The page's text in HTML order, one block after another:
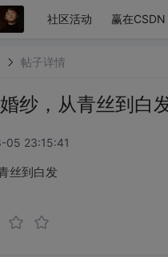
社区活动 赢在CSDN
帖子详情
纱，从青丝到白
05 23:15:41
丝到白发